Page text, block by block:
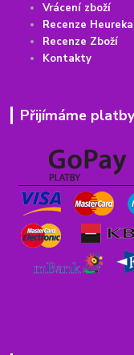
Vrácení zboží
Recenze Heureka
Recenze Zboží
Kontakty
Přijímáme